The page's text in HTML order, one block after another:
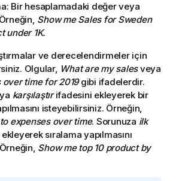
Bir hesaplamadaki değer veya
Show me Sales for Sweden
under 1K.
ve derecelendirmeler için
Olgular, What are my salesveya
over time for 2019gibi ifadelerdir.
karşılaştırifadesini ekleyerek bir
isteyebilirsiniz. Örneğin,
expenses over time. Sorunuza ilk
sıralama yapılmasını
Show me top 10 product by